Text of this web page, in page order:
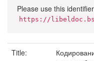
Please use this
https://
Title: